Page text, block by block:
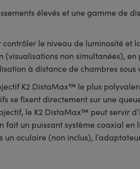
élevés et une gamme de
le niveau de luminosité et
non simultanées),
à distance de chambres sous
K2 DistaMax™ le plus
fixent directement sur une
le K2 DistaMax™ peut servir
un puissant système coaxial
un oculaire (non inclus),